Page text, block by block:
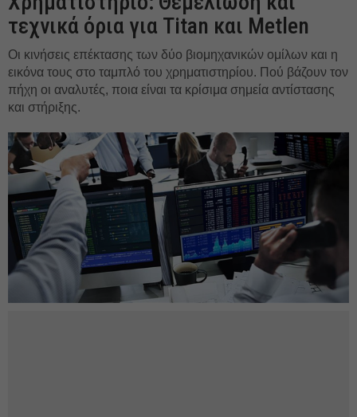
τεχνικά όρια για Titan και Metlen
Οι κινήσεις επέκτασης των δύο βιομηχανικών ομίλων και η
εικόνα τους στο ταμπλό του χρηματιστηρίου. Πού βάζουν τον
πήχη οι αναλυτές, ποια είναι τα κρίσιμα σημεία αντίστασης
και στήριξης.